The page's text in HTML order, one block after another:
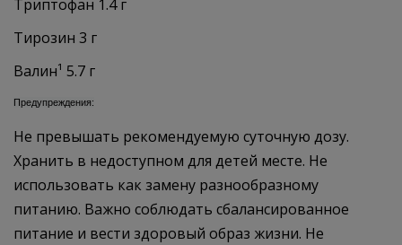
Триптофан 1.4 г
Тирозин 3 г
Валин¹ 5.7 г
Предупреждения:
Не превышать рекомендуемую суточную дозу.
Хранить в недоступном для детей месте. Не
использовать как замену разнообразному
питанию. Важно соблюдать сбалансированное
питание и вести здоровый образ жизни. Не